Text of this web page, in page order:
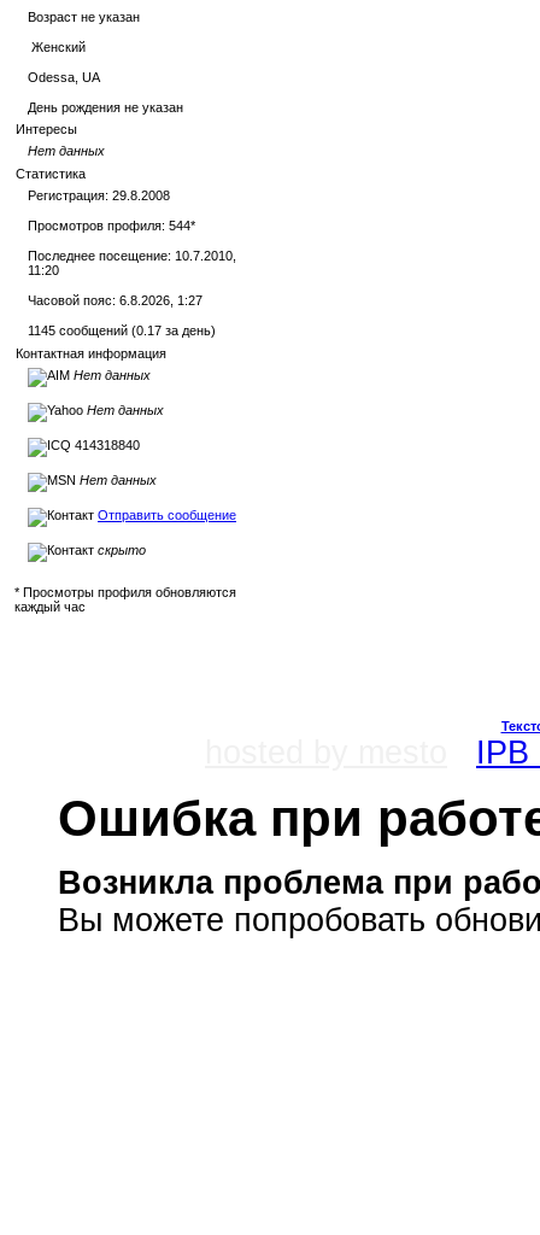
Возраст не указан
Женский
Odessa, UA
День рождения не указан
Интересы
Нет данных
Статистика
Регистрация: 29.8.2008
Просмотров профиля: 544*
Последнее посещение: 10.7.2010,
11:20
Часовой пояс: 6.8.2026, 1:27
1145 сообщений (0.17 за день)
Контактная информация
Нет данных
Нет данных
414318840
Нет данных
Отправить сообщение
скрыто
* Просмотры профиля обновляются
каждый час
IPB
Ошибка при
Возникла проблема при
Вы можете попробовать